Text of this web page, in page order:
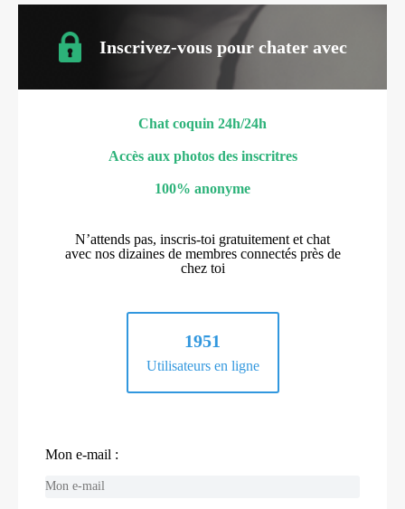
Inscrivez-vous pour chater avec
Chat coquin 24h/24h
Accès aux photos des inscritres
100% anonyme
N’attends pas, inscris-toi gratuitement et chat
avec nos dizaines de membres connectés près de
chez toi
1951
Utilisateurs en ligne
Mon e-mail :